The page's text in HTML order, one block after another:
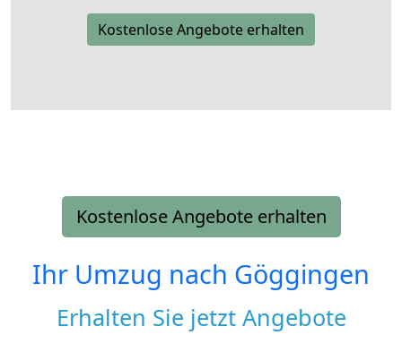
Kostenlose Angebote erhalten
Kostenlose Angebote erhalten
Ihr Umzug nach Göggingen
Erhalten Sie jetzt Angebote